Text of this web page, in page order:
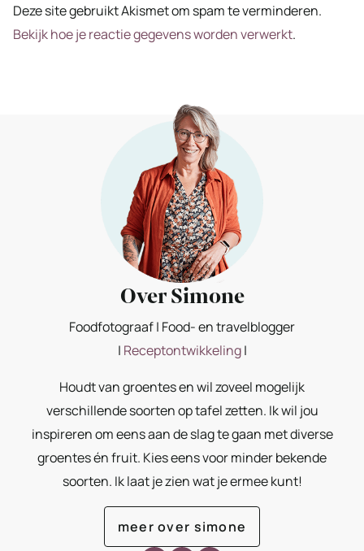
Deze site gebruikt Akismet om spam te verminderen.
Bekijk hoe je reactie gegevens worden verwerkt.
Over Simone
Foodfotograaf | Food- en travelblogger
| Receptontwikkeling|
Houdt van groentes en wil zoveel mogelijk
verschillende soorten op tafel zetten. Ik wil jou
inspireren om eens aan de slag te gaan met diverse
groentes én fruit. Kies eens voor minder bekende
soorten. Ik laat je zien wat je ermee kunt!
meer over simone